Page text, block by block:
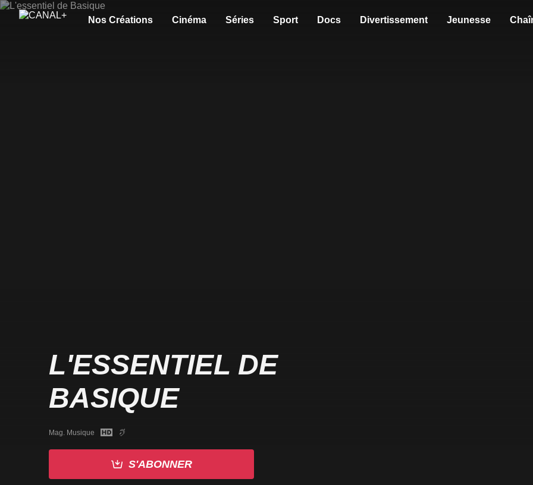
Nos Créations Cinéma Séries Sport Docs Divertissement Jeunesse
L'ESSENTIEL DE
BASIQUE
Mag. Musique
S'ABONNER